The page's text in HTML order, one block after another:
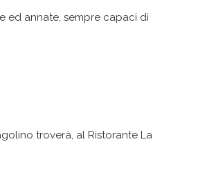
ed annate, sempre capaci di
troverà, al Ristorante La